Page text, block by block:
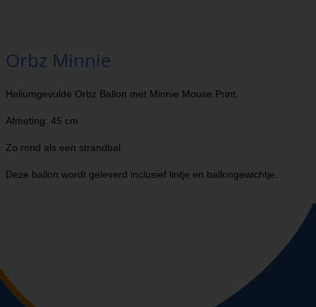
Orbz Minnie
Heliumgevulde Orbz Ballon met Minnie Mouse Print.
Afmeting: 45 cm
Zo rond als een strandbal.
Deze ballon wordt geleverd inclusief lintje en ballongewichtje.